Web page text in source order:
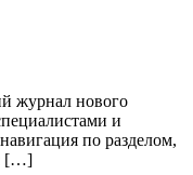
журнал нового
и
по разделом,
[…]